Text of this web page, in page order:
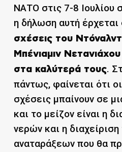
ΝΑΤΟ στις 7-8 Ιουλίου
η δήλωση αυτή έρχεται
σχέσεις του
Μπένιαμιν
στα καλύτερά τους.
πάντως, φαίνεται ότι
σχέσεις μπαίνουν σε
και το μείζον είναι η
νερών και η
αναταράξεων που θα